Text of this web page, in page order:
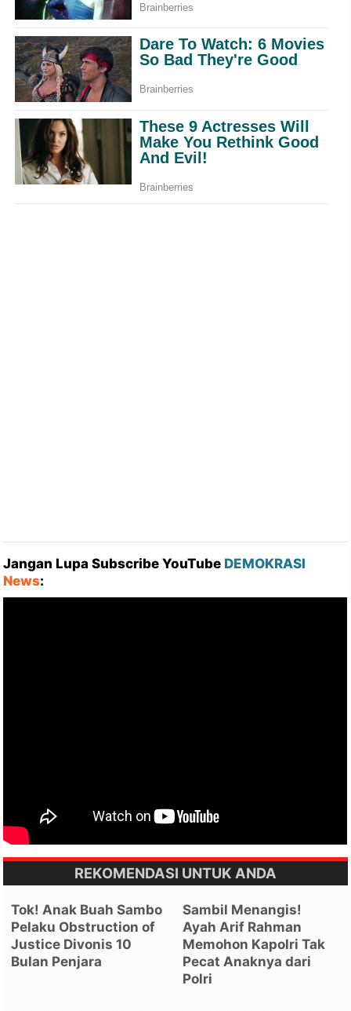
Jangan Lupa Subscribe YouTube DEMOKRASI
News:
REKOMENDASI UNTUK ANDA
Tok! Anak Buah Sambo
Pelaku Obstruction of
Justice Divonis 10
Bulan Penjara
Sambil Menangis!
Ayah Arif Rahman
Memohon Kapolri Tak
Pecat Anaknya dari
Polri